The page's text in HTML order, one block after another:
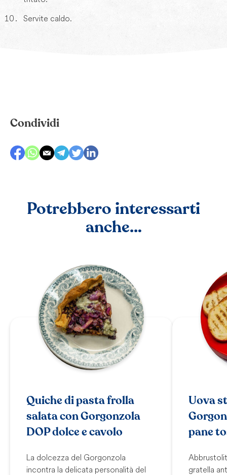
Servite caldo.
Condividi
Potrebbero interessarti
anche…
Quiche di pasta frolla
salata con Gorgonzola
DOP dolce e cavolo
La dolcezza del Gorgonzola
incontra la delicata personalità del
Uova
pane
gratella